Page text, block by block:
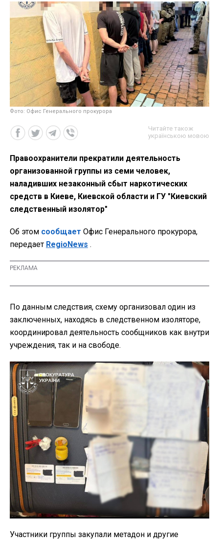
Фото: Офис Генерального прокурора
Читайте також
українською мовою
Правоохранители прекратили деятельность
организованной группы из семи человек,
наладивших незаконный сбыт наркотических
средств в Киеве, Киевской области и ГУ "Киевский
следственный изолятор"
Об этом сообщает Офис Генерального прокурора,
передает RegioNews .
По данным следствия, схему организовал один из
заключенных, находясь в следственном изоляторе,
координировал деятельность сообщников как внутри
учреждения, так и на свободе.
Участники группы закупали метадон и другие